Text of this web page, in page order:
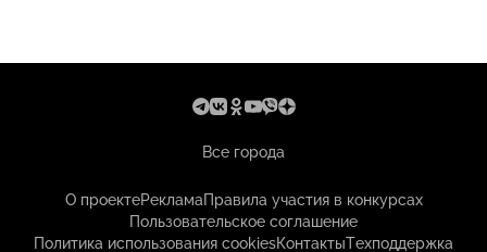
Все города
О проектеРекламаПравила участия в конкурсах
Пользовательское соглашение
Политика использования cookiesКонтактыТехподдержка